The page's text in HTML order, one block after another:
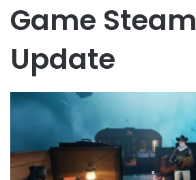
Game Steam
Update